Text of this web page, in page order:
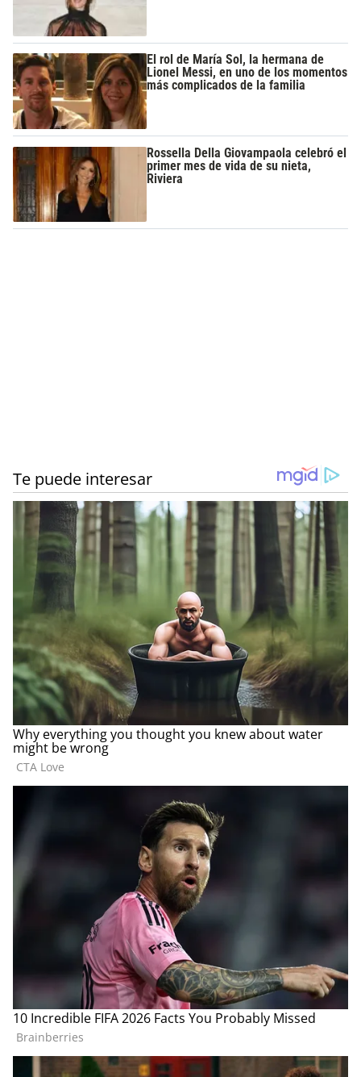
El rol de María Sol, la hermana de
Lionel Messi, en uno de los momentos
más complicados de la familia
Rossella Della Giovampaola celebró el
primer mes de vida de su nieta,
Riviera